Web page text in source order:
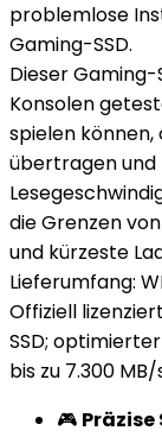
problemlose
Gaming-SSD.
Dieser Gaming-
Konsolen
spielen können,
übertragen und
die Grenzen
und kürzeste
Lieferumfang:
Offiziell
SSD;
bis zu 7.300
🎮